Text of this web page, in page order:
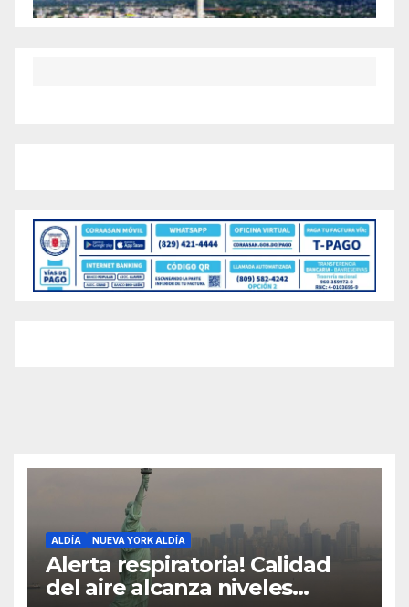
ALDÍA NUEVA YORK ALDÍA
Alerta respiratoria! Calidad
del aire alcanza niveles